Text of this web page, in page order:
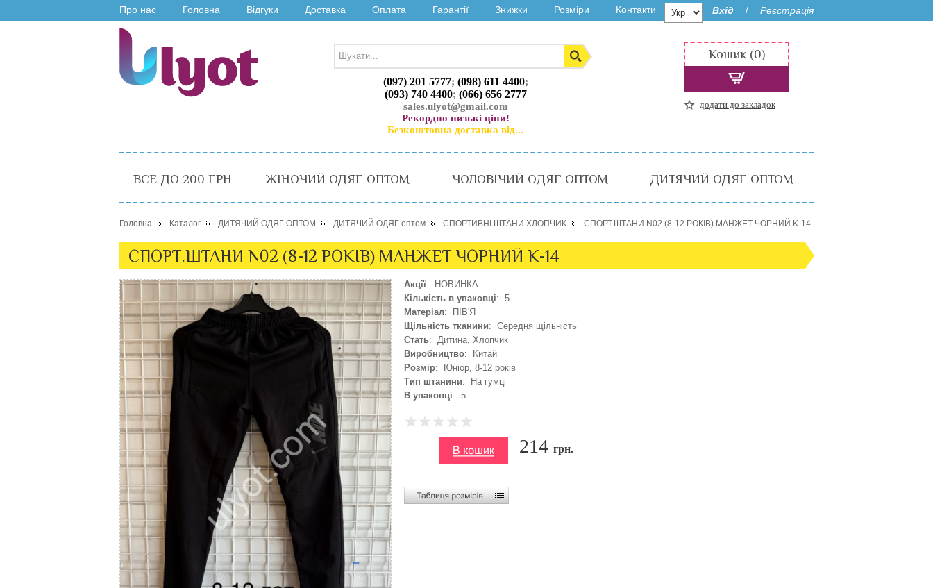
Про нас Головна Відгуки Доставка Оплата Гарантії Знижки Розміри Контакти Вхід / Реєстрація
(097) 201 5777; (098) 611 4400;
(093) 740 4400; (066) 656 2777
sales.ulyot@gmail.com
Рекордно низькі ціни!
Безкоштовна доставка від...
Кошик (0)
додати до закладок
ВСЕ ДО 200 ГРН ЖІНОЧИЙ ОДЯГ ОПТОМ ЧОЛОВІЧИЙ ОДЯГ ОПТОМ ДИТЯЧИЙ ОДЯГ ОПТОМ
Головна Каталог ДИТЯЧИЙ ОДЯГ ОПТОМ ДИТЯЧИЙ ОДЯГ оптом СПОРТИВНІ ШТАНИ ХЛОПЧИК СПОРТ.ШТАНИ N02 (8-12 РОКІВ) МАНЖЕТ ЧОРНИЙ K-14
СПОРТ.ШТАНИ N02 (8-12 РОКІВ) МАНЖЕТ ЧОРНИЙ K-14
Акції: НОВИНКА
Кількість в упаковці: 5
Матеріал: ПІВ'Я
Щільність тканини: Середня щільність
Стать: Дитина, Хлопчик
Виробництво: Китай
Розмір: Юніор, 8-12 років
Тип штанини: На гумці
В упаковці: 5
214 грн.